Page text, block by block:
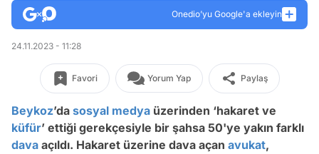
Onedio’yu Google'a ekleyin
24.11.2023 - 11:28
Favori Yorum Yap Paylaş
Beykoz’da sosyal medya üzerinden ‘hakaret ve
küfür’ ettiği gerekçesiyle bir şahsa 50'ye yakın farklı
dava açıldı. Hakaret üzerine dava açan avukat,